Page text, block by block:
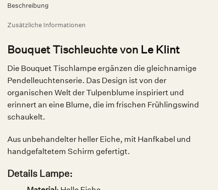
Beschreibung
Zusätzliche Informationen
Bouquet Tischleuchte von Le Klint
Die Bouquet Tischlampe ergänzen die gleichnamige
Pendelleuchtenserie. Das Design ist von der
organischen Welt der Tulpenblume inspiriert und
erinnert an eine Blume, die im frischen Frühlingswind
schaukelt.
Aus unbehandelter heller Eiche, mit Hanfkabel und
handgefaltetem Schirm gefertigt.
Details Lampe: